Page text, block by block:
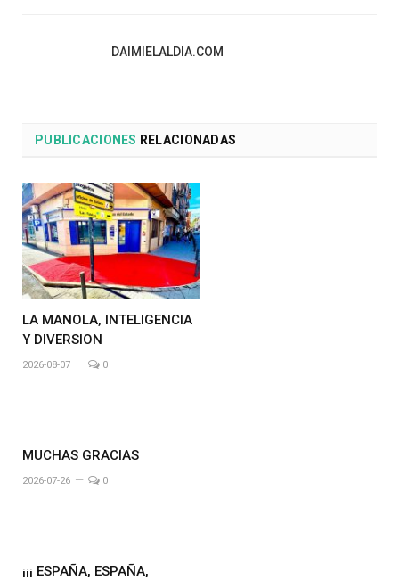
DAIMIELALDIA.COM
PUBLICACIONES RELACIONADAS
LA MANOLA, INTELIGENCIA
Y DIVERSION
2026-08-07 0
MUCHAS GRACIAS
2026-07-26 0
¡¡¡ ESPAÑA, ESPAÑA,